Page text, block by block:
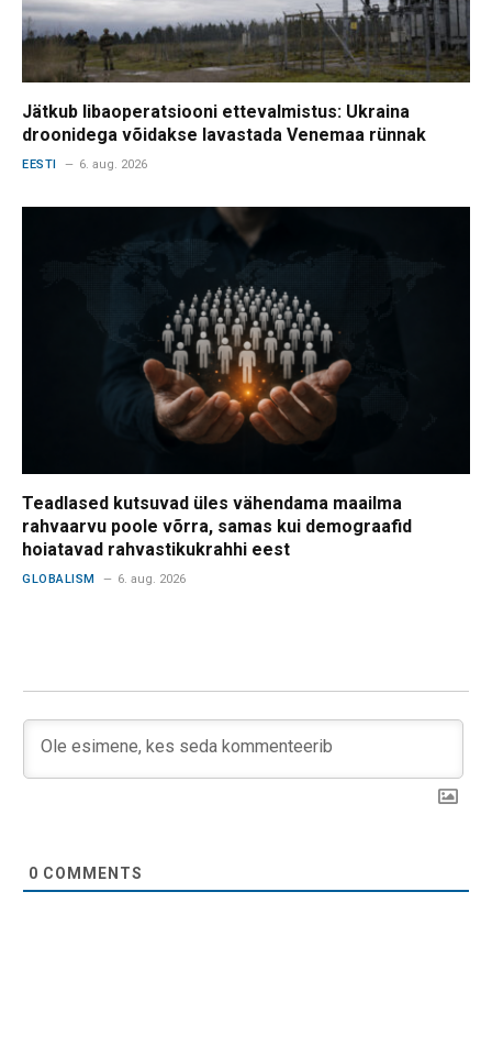
Jätkub libaoperatsiooni ettevalmistus: Ukraina
droonidega võidakse lavastada Venemaa rünnak
EESTI 6. aug. 2026
Teadlased kutsuvad üles vähendama maailma
rahvaarvu poole võrra, samas kui demograafid
hoiatavad rahvastikukrahhi eest
GLOBALISM 6. aug. 2026
0 COMMENTS